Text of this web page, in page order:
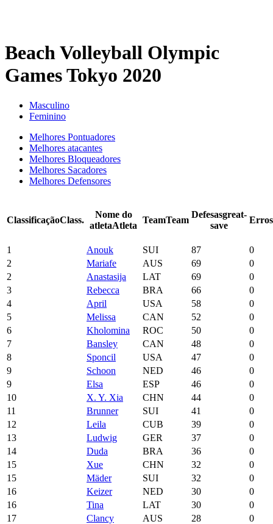
Beach Volleyball Olympic
Games Tokyo 2020
Masculino
Feminino
Melhores Pontuadores
Melhores atacantes
Melhores Bloqueadores
Melhores Sacadores
Melhores Defensores
ClassificaçãoClass.
Nome do
atletaAtleta
TeamTeam
Defesasgreat-
save
Erros
1 Anouk SUI 87
0
2
Mariafe AUS 69
0
2
Anastasija LAT 69
0
3
Rebecca BRA 66
0
4
April USA 58
0
5
Melissa CAN 52
0
6
Kholomina ROC 50
0
7
Bansley CAN 48
0
8
Sponcil USA 47
0
9
Schoon NED 46
0
9
Elsa ESP 46
0
10
X. Y. Xia CHN 44
0
11
Brunner SUI 41
0
12
Leila CUB 39
0
13
Ludwig GER 37
0
14
Duda BRA 36
0
15
Xue CHN 32
0
15
Mäder SUI 32
0
16
Keizer NED 30
0
16
Tina LAT 30
0
17
Clancy AUS 28
0